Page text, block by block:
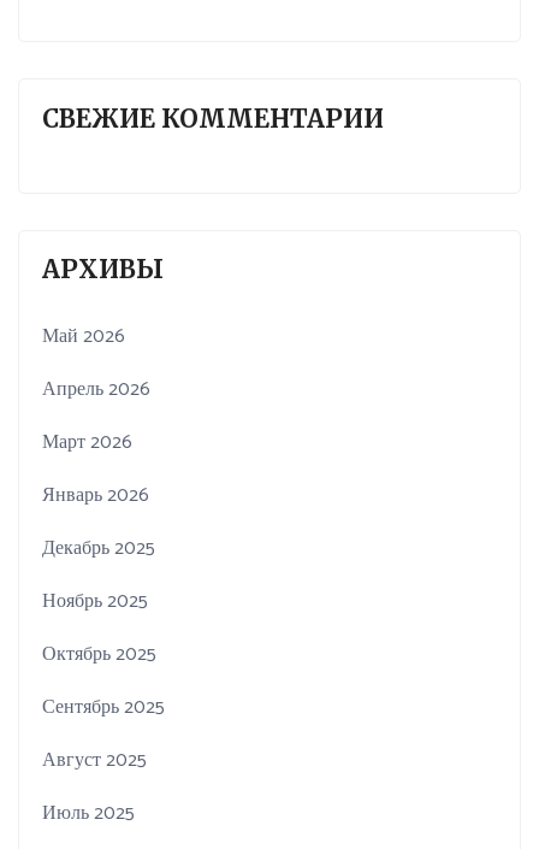
СВЕЖИЕ КОММЕНТАРИИ
АРХИВЫ
Май 2026
Апрель 2026
Март 2026
Январь 2026
Декабрь 2025
Ноябрь 2025
Октябрь 2025
Сентябрь 2025
Август 2025
Июль 2025